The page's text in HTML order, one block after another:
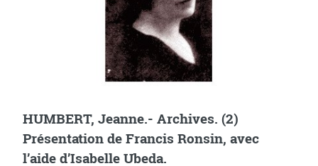
HUMBERT, Jeanne.- Archives. (2)
Présentation de Francis Ronsin, avec
l’aide d’Isabelle Ubeda.